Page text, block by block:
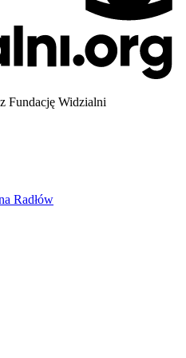
Fundację Widzialni
Radłów